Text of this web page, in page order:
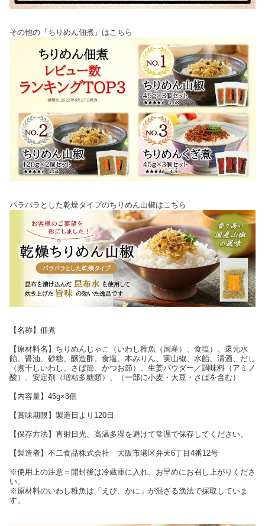
その他の『ちりめん佃煮』はこちら
パラパラとした乾燥タイプのちりめん山椒はこちら
【名称】佃煮
【原材料名】ちりめんじゃこ（いわし稚魚（国産）、食塩）、還元水
飴、醤油、砂糖、醸造酢、食塩、本みりん、実山椒、水飴、清酒、だし
（煮干しいわし、さば節、かつお節）、生姜パウダー／調味料（アミノ
酸）、安定剤（増粘多糖類）、（一部に小麦・大豆・さばを含む）
【内容量】45g×3個
【賞味期限】製造日より120日
【保存方法】直射日光、高温多湿を避けて常温で保存してください。
【製造者】不二食品株式会社 大阪市港区弁天6丁目4番12号
※使用上の注意＝開封後は冷蔵庫に入れ、お早めにお召し上がりくださ
い。
※原材料のいわし稚魚は「えび、かに」が混ざる漁法で採取していま
す。